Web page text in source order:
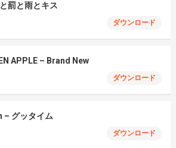
罰と雨とキス
ダウンロード
APPLE – Brand New
ダウンロード
– グッタイム
ダウンロード